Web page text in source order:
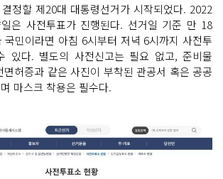
정할 제20대 대통령선거가 시작되었다. 2022
은 사전투표가 진행된다. 선거일 기준 만 18
국민이라면 아침 6시부터 저녁 6시까지 사전투
있다. 별도의 사전신고는 필요 없고, 준비물
면허증과 같은 사진이 부착된 관공서 혹은 공공
마스크 착용은 필수다.